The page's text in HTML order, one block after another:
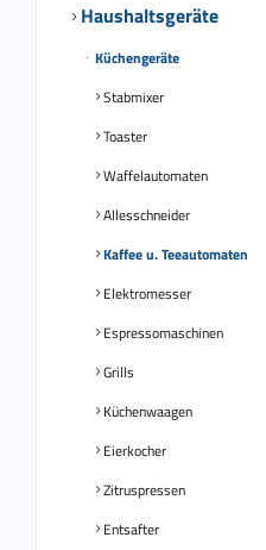
Haushaltsgeräte
Küchengeräte
Stabmixer
Toaster
Waffelautomaten
Allesschneider
Kaffee u. Teeautomaten
Elektromesser
Espressomaschinen
Grills
Küchenwaagen
Eierkocher
Zitruspressen
Entsafter